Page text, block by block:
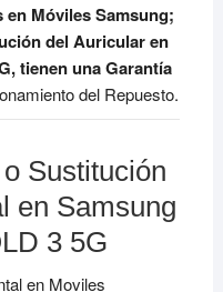
en Móviles Samsung;
del Auricular en
tienen una Garantía
del Repuesto.
Sustitución
en Samsung
3 5G